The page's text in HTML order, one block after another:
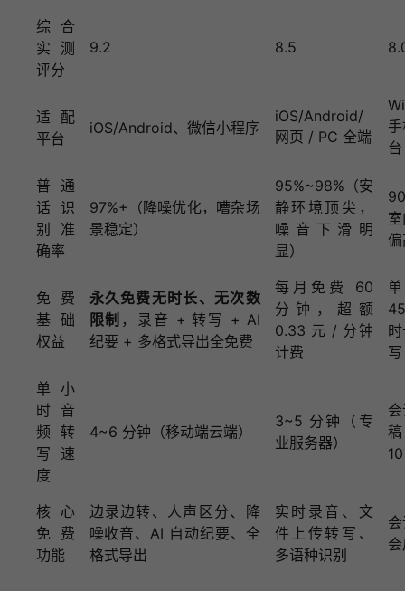
综合
实测
评分
9.2 8.5
适配
平台
iOS/Android、微信小程序
iOS/Android/
网页 / PC 全端
台
普通
话识
别准
确率
97%+（降噪优化，嘈杂场
景稳定）
95%~98%（安
静环境顶尖，
噪音下滑明
显）
免费
基础
权益
永久免费无时长、无次数
限制 ，录音 + 转写 + AI
纪要 + 多格式导出全免费
每月免费 60
分钟，超额
0.33 元 / 分钟
计费
写
单小
时音
频转
写速
度
4~6 分钟（移动端云端）
3~5 分钟（专
业服务器）
核心
免费
功能
边录边转、人声区分、降
噪收音、AI 自动纪要、全
格式导出
实时录音、文
件上传转写、
多语种识别